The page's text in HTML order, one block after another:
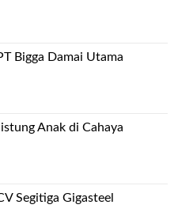
Bigga Damai Utama
Anak di Cahaya
Segitiga Gigasteel